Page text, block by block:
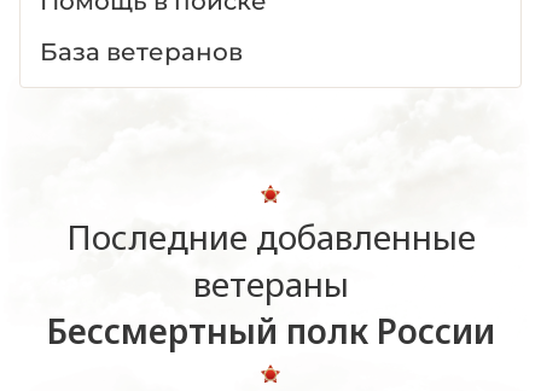
База ветеранов
Последние добавленные
ветераны
Бессмертный полк России